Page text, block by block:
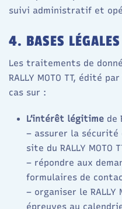
suivi administratif et
4. BASES
Les traitements de
RALLY MOTO TT, édité
cas sur :
L’intérêt légitime de
– assurer la sécurité
site du RALLY MOTO
– répondre aux
formulaires de
– organiser le RALLY
épreuves au